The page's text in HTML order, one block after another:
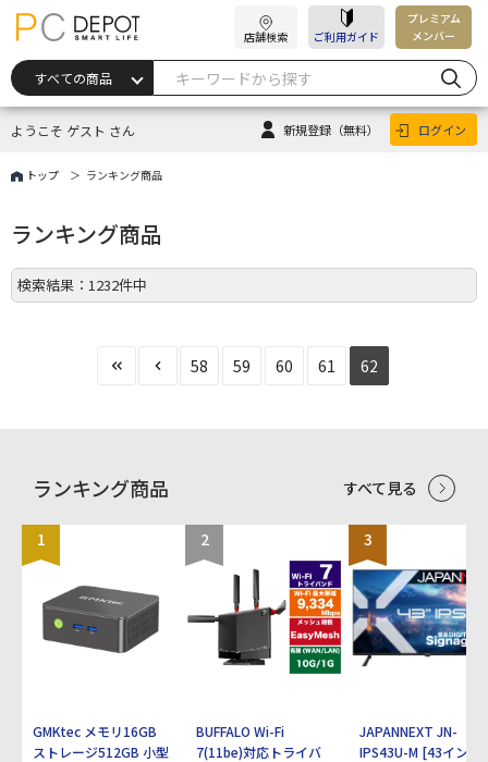
店舗検索 ご利用ガイド
プレミアム
メンバー
ようこそ ゲスト さん 新規登録 （無料） ログイン
トップ ランキング商品
ランキング商品
検索結果：1232件中
58 59 60 61 62
ランキング商品 すべて見る
1
GMKtec メモリ16GB
ストレージ512GB 小型
2
BUFFALO Wi-Fi
7(11be)対応トライバ
3
JAPANNEXT JN-
IPS43U-M [43インチ]